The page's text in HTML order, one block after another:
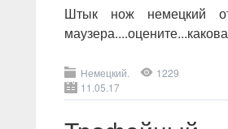
Штык нож немецкий
Немецкий.
1229
11.05.17